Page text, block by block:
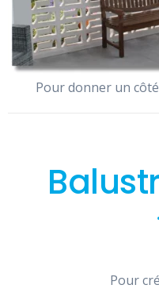
Pour donner un
Pour